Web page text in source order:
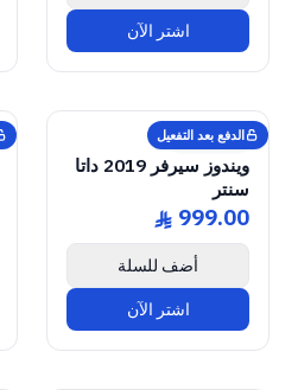
اشتر الآن
الدفع بعد التفعيل
GENUINE SOFTWARE
LICENSE
Windows Server
2019 Datacenter
Windows • 1 Device • Lifetime
abmkeys
Microsoft
ويندوز سيرفر 2019 داتا
سنتر
ê 999.00
أضف للسلة
اشتر الآن
Lifetime